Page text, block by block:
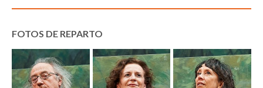
FOTOS DE REPARTO